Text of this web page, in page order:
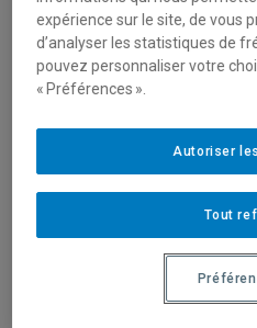
Animation : qu’est-ce
expérience sur le site, de vous
d’analyser les statistiques de
pouvez personnaliser votre
« Préférences ».
Tout
Autoriser